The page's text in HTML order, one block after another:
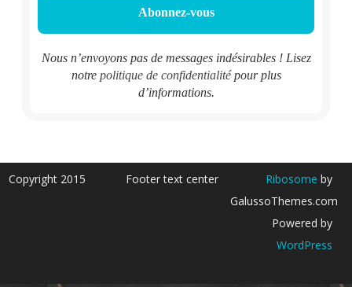
Nous n’envoyons pas de messages indésirables ! Lisez
notre politique de confidentialitépour plus
d’informations.
Copyright 2015 Footer text center Ribosome by
GalussoThemes.com
Powered by
WordPress